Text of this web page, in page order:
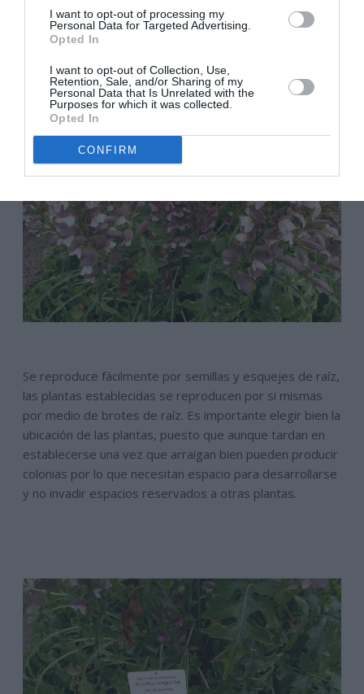
I want to opt-out of processing my
Personal Data for Targeted Advertising.
Opted In
I want to opt-out of Collection, Use,
Retention, Sale, and/or Sharing of my
Personal Data that Is Unrelated with the
Purposes for which it was collected.
Opted In
CONFIRM
frías pueden desaparecer todas sus hojas para brotar
de nuevo en primavera.
Se reproduce fácilmente por semillas y esquejes de raíz,
las plantas establecidas se reproducen por si mismas
por medio de brotes de raíz. Es importante elegir bien la
ubicación de las plantas, puesto que aunque tardan en
establecerse una vez que arraigan bien pueden producir
colonias por lo que necesitan espacio para desarrollarse
y no invadir espacios reservados a otras plantas.